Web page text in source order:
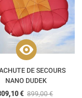
DE SECOURS
NANO DUDEK
€ 899,00 €